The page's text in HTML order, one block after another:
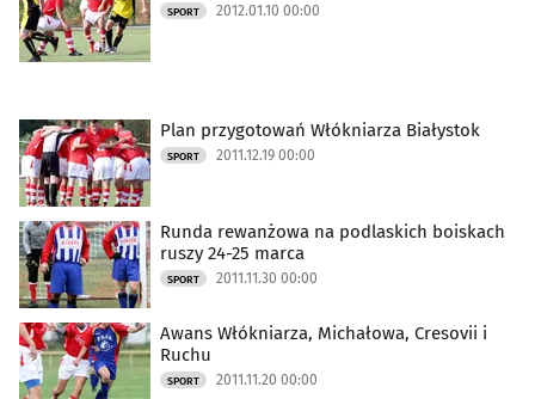
SPORT 2012.01.10 00:00
Plan przygotowań Włókniarza Białystok
SPORT 2011.12.19 00:00
Runda rewanżowa na podlaskich boiskach
ruszy 24-25 marca
SPORT 2011.11.30 00:00
Awans Włókniarza, Michałowa, Cresovii i
Ruchu
SPORT 2011.11.20 00:00